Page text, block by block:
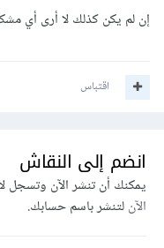
إن لم يكن كذلك لا أرى أي
اقتباس
انضم إلى النقاش
يمكنك أن تنشر الآن وتسجل
الآنلتنشر باسم حسابك.